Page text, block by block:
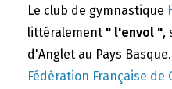
Le club de gymnastique
littéralement " l'envol ",
d'Anglet au Pays
Fédération Française de